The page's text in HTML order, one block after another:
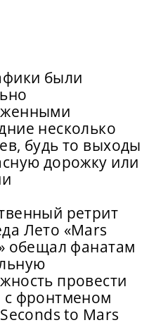
были
несколько
будь то выходы
дорожку или
ретрит
Лето «Mars
обещал фанатам
провести
с фронтменом
to Mars